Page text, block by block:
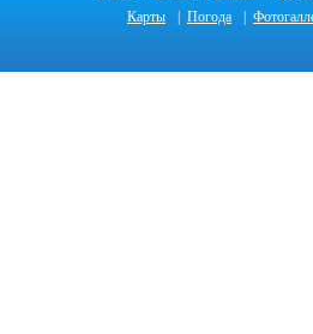
Карты
Погода